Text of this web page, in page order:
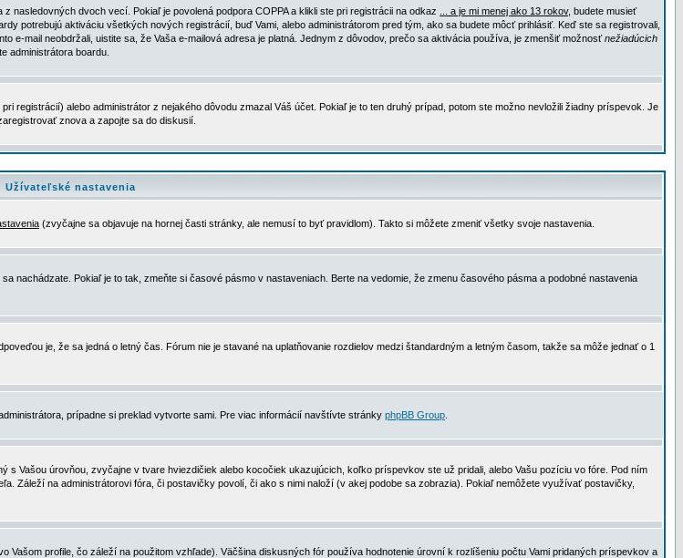
dvoch vecí. Pokiaľ je povolená podpora COPPA a klikli ste pri registrácii na odkaz
... a je mi menej ako 13 rokov, budete musieť
potrebujú aktiváciu všetkých nových registrácií, buď Vami, alebo administrátorom pred tým, ako sa budete môcť prihlásiť. Keď ste sa registrovali,
e-mail neobdržali, uistite sa, že Vaša e-mailová adresa je platná. Jednym z dôvodov, prečo sa aktivácia používa, je zmenšiť možnosťnežiadúcich
administrátora boardu.
registrácií) alebo administrátor z nejakého dôvodu zmazal Váš účet. Pokiaľ je to ten druhý prípad, potom ste možno nevložili žiadny príspevok. Je
znova a zapojte sa do diskusií.
Užívateľské nastavenia
(zvyčajne sa objavuje na hornej časti stránky, ale nemusí to byť pravidlom). Takto si môžete zmeniť všetky svoje nastavenia.
Pokiaľ je to tak, zmeňte si časové pásmo v nastaveniach. Berte na vedomie, že zmenu časového pásma a podobné nastavenia
je, že sa jedná o letný čas. Fórum nie je stavané na uplatňovanie rozdielov medzi štandardným a letným časom, takže sa môže jednať o 1
prípadne si preklad vytvorte sami. Pre viac informácií navštívte stránky phpBB Group
Vašou úrovňou, zvyčajne v tvare hviezdičiek alebo kocočiek ukazujúcich, koľko príspevkov ste už pridali, alebo Vašu pozíciu vo fóre. Pod ním
na administrátorovi fóra, či postavičky povolí, či ako s nimi naloží (v akej podobe sa zobrazia). Pokiaľ nemôžete využívať postavičky,
profile, čo záleží na použitom vzhľade). Väčšina diskusných fór používa hodnotenie úrovní k rozlíšeniu počtu Vami pridaných príspevkov a